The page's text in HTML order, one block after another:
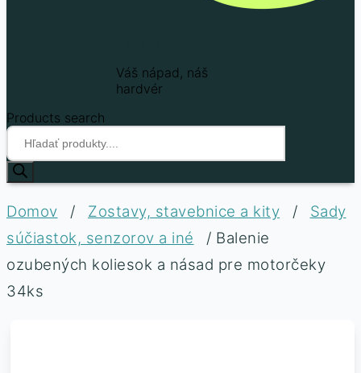
Váš nápad, náš
hardvér
Products search
Domov / Zostavy, stavebnice a kity /
Sady
súčiastok, senzorov a iné
/ Balenie
ozubených koliesok a násad pre motorčeky
34ks